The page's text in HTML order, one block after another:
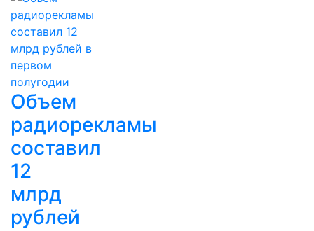
Объем
радиорекламы
составил
12
млрд
рублей